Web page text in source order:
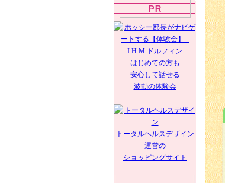
はじめての方も
安心して話せる
波動の体験会
トータルヘルスデザイン
運営の
ショッピングサイト